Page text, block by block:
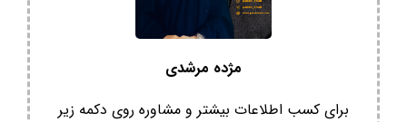
مژده مرشدی
برای کسب اطلاعات بیشتر و مشاوره روی دکمه زیر